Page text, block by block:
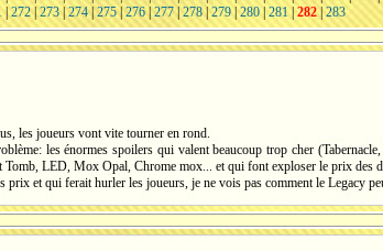
|272|273|274| 275|276|277|278|279|280| 281| 282|283
les joueurs vont vite tourner en rond.
les énormes spoilers qui valent beaucoup trop cher
LED, Mox Opal, Chrome mox... et qui font exploser le prix des
et qui ferait hurler les joueurs, je ne vois pas comment le Legacy